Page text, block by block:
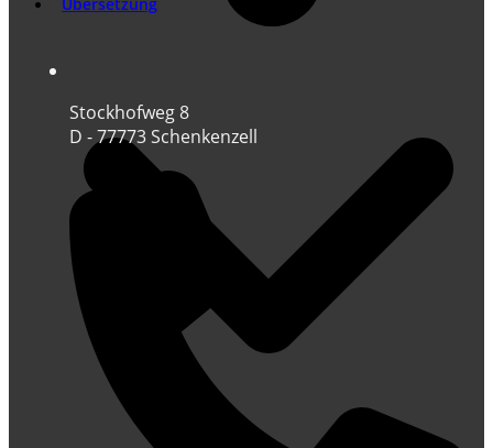
Übersetzung
Stockhofweg 8
D - 77773 Schenkenzell